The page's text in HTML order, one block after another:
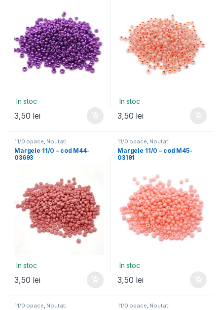
In stoc
3,50 lei
In stoc
3,50 lei
11/0 opace, Noutati
Margele 11/0 – cod M44-
03693
In stoc
3,50 lei
11/0 opace, Noutati
Margele 11/0 – cod M45-
03191
In stoc
3,50 lei
11/0 opace, Noutati 11/0 opace, Noutati